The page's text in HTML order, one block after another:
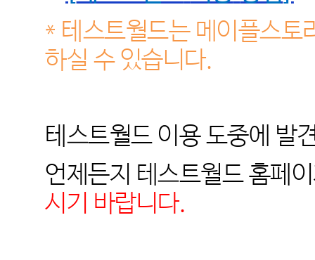
* 테스트월드는 메이플스토
하실 수 있습니다.
테스트월드 이용 도중에 발
언제든지 테스트월드 홈페
시기 바랍니다.